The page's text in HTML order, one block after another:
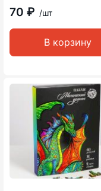
70 ₽ /шт
В корзину